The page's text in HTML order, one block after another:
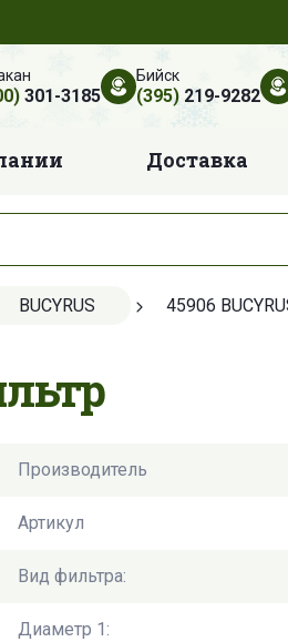
301-3185
Бийск
(395)219-9282
Доставка
BUCYRUS 45906
Производитель
Артикул
Вид фильтра:
Диаметр 1: